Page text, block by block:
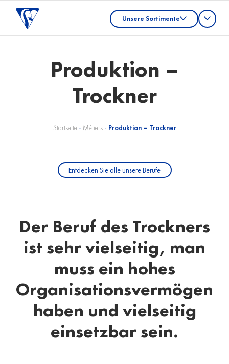
Unsere Sortimente
Produktion –
Trockner
Startseite - Métiers- Produktion – Trockner
Entdecken Sie alle unsere Berufe
Der Beruf des Trockners
ist sehr vielseitig, man
muss ein hohes
Organisationsvermögen
haben und vielseitig
einsetzbar sein.